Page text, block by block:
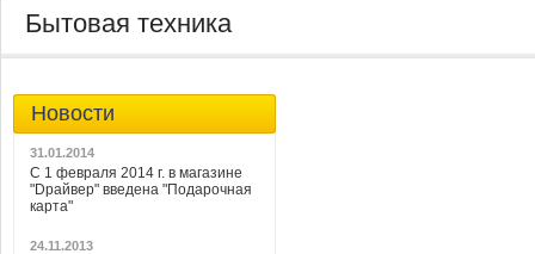
Бытовая техника
Новости
31.01.2014
С 1 февраля 2014 г. в магазине
"Dрайвер" введена "Подарочная
карта"
24.11.2013